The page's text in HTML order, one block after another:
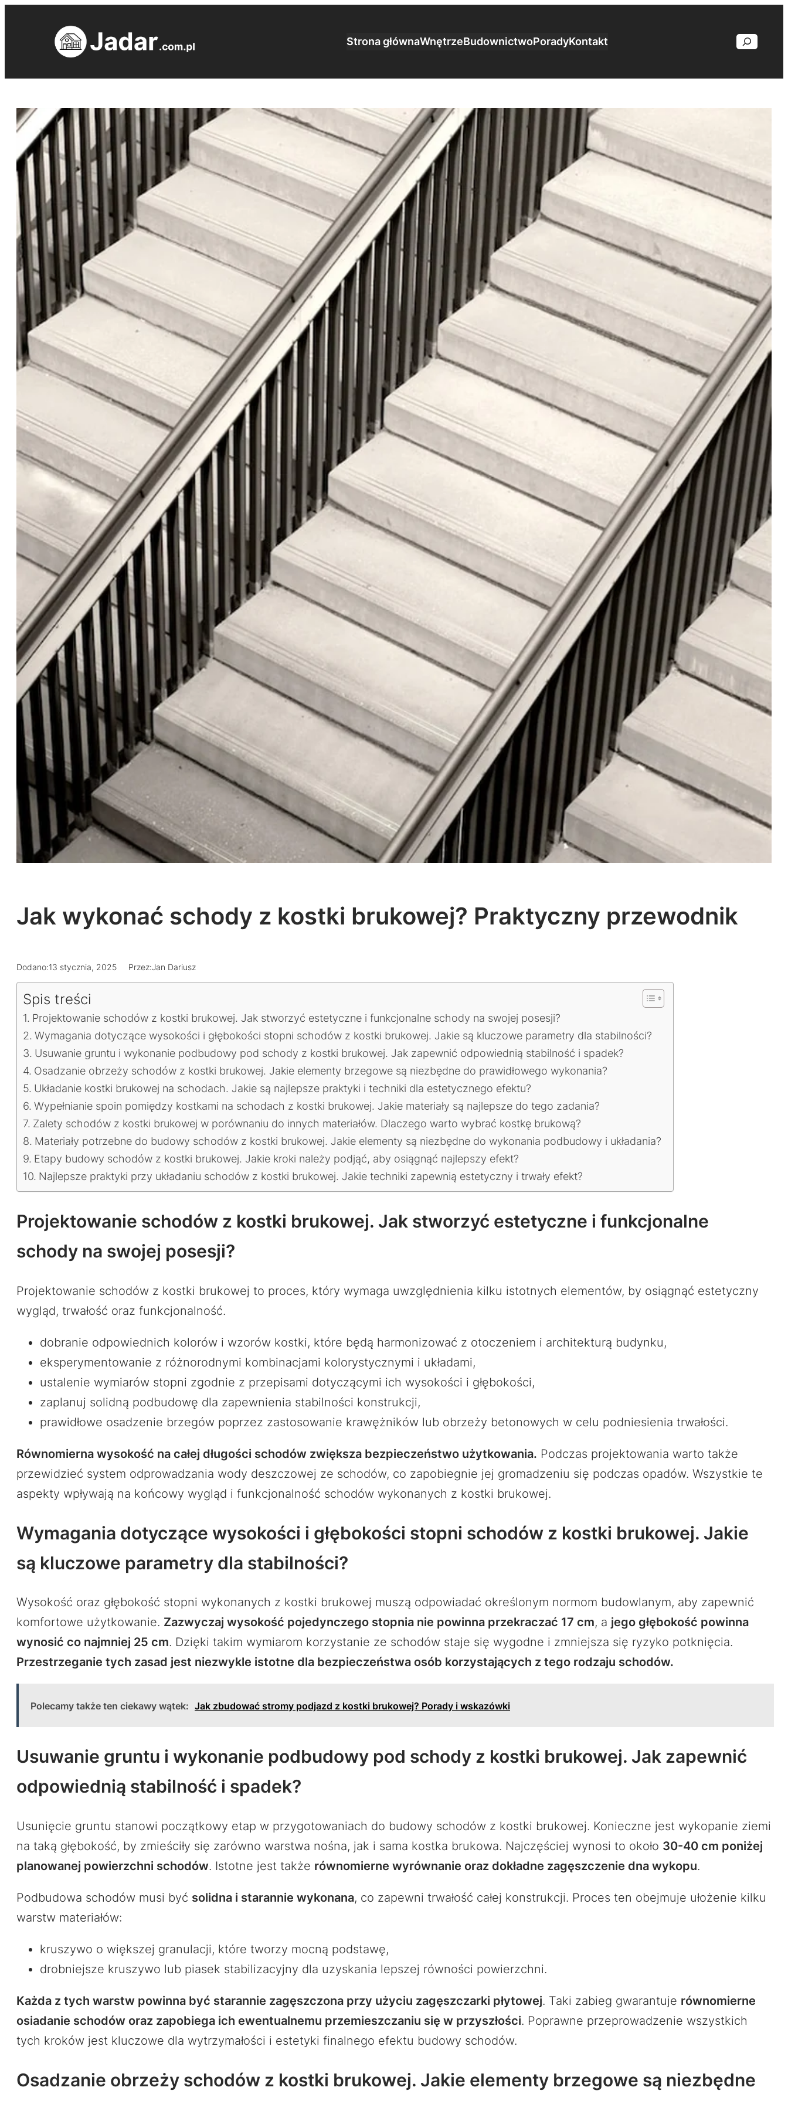
Strona głównaWnętrzeBudownictwoPoradyKontakt Search
Jak wykonać schody z kostki brukowej? Praktyczny przewodnik
Dodano:13 stycznia, 2025 Przez:Jan Dariusz
Spis treści
Projektowanie schodów z kostki brukowej. Jak stworzyć estetyczne i funkcjonalne schody na swojej posesji?
Wymagania dotyczące wysokości i głębokości stopni schodów z kostki brukowej. Jakie są kluczowe parametry dla stabilności?
Usuwanie gruntu i wykonanie podbudowy pod schody z kostki brukowej. Jak zapewnić odpowiednią stabilność i spadek?
Osadzanie obrzeży schodów z kostki brukowej. Jakie elementy brzegowe są niezbędne do prawidłowego wykonania?
Układanie kostki brukowej na schodach. Jakie są najlepsze praktyki i techniki dla estetycznego efektu?
Wypełnianie spoin pomiędzy kostkami na schodach z kostki brukowej. Jakie materiały są najlepsze do tego zadania?
Zalety schodów z kostki brukowej w porównaniu do innych materiałów. Dlaczego warto wybrać kostkę brukową?
Materiały potrzebne do budowy schodów z kostki brukowej. Jakie elementy są niezbędne do wykonania podbudowy i układania?
Etapy budowy schodów z kostki brukowej. Jakie kroki należy podjąć, aby osiągnąć najlepszy efekt?
Najlepsze praktyki przy układaniu schodów z kostki brukowej. Jakie techniki zapewnią estetyczny i trwały efekt?
Projektowanie schodów z kostki brukowej. Jak stworzyć estetyczne i funkcjonalne
schody na swojej posesji?
Projektowanie schodów z kostki brukowej to proces, który wymaga uwzględnienia kilku istotnych elementów, by osiągnąć estetyczny
wygląd, trwałość oraz funkcjonalność.
dobranie odpowiednich kolorów i wzorów kostki, które będą harmonizować z otoczeniem i architekturą budynku,
eksperymentowanie z różnorodnymi kombinacjami kolorystycznymi i układami,
ustalenie wymiarów stopni zgodnie z przepisami dotyczącymi ich wysokości i głębokości,
zaplanuj solidną podbudowę dla zapewnienia stabilności konstrukcji,
prawidłowe osadzenie brzegów poprzez zastosowanie krawężników lub obrzeży betonowych w celu podniesienia trwałości.
Równomierna wysokość na całej długości schodów zwiększa bezpieczeństwo użytkowania. Podczas projektowania warto także
przewidzieć system odprowadzania wody deszczowej ze schodów, co zapobiegnie jej gromadzeniu się podczas opadów. Wszystkie te
aspekty wpływają na końcowy wygląd i funkcjonalność schodów wykonanych z kostki brukowej.
Wymagania dotyczące wysokości i głębokości stopni schodów z kostki brukowej. Jakie
są kluczowe parametry dla stabilności?
Wysokość oraz głębokość stopni wykonanych z kostki brukowej muszą odpowiadać określonym normom budowlanym, aby zapewnić
komfortowe użytkowanie. Zazwyczaj wysokość pojedynczego stopnia nie powinna przekraczać 17 cm, a jego głębokość powinna
wynosić co najmniej 25 cm. Dzięki takim wymiarom korzystanie ze schodów staje się wygodne i zmniejsza się ryzyko potknięcia.
Przestrzeganie tych zasad jest niezwykle istotne dla bezpieczeństwa osób korzystających z tego rodzaju schodów.
Polecamy także ten ciekawy wątek: Jak zbudować stromy podjazd z kostki brukowej? Porady i wskazówki
Usuwanie gruntu i wykonanie podbudowy pod schody z kostki brukowej. Jak zapewnić
odpowiednią stabilność i spadek?
Usunięcie gruntu stanowi początkowy etap w przygotowaniach do budowy schodów z kostki brukowej. Konieczne jest wykopanie ziemi
na taką głębokość, by zmieściły się zarówno warstwa nośna, jak i sama kostka brukowa. Najczęściej wynosi to około 30-40 cm poniżej
planowanej powierzchni schodów. Istotne jest także równomierne wyrównanie oraz dokładne zagęszczenie dna wykopu.
Podbudowa schodów musi być solidna i starannie wykonana, co zapewni trwałość całej konstrukcji. Proces ten obejmuje ułożenie kilku
warstw materiałów:
kruszywo o większej granulacji, które tworzy mocną podstawę,
drobniejsze kruszywo lub piasek stabilizacyjny dla uzyskania lepszej równości powierzchni.
Każda z tych warstw powinna być starannie zagęszczona przy użyciu zagęszczarki płytowej. Taki zabieg gwarantuje równomierne
osiadanie schodów oraz zapobiega ich ewentualnemu przemieszczaniu się w przyszłości. Poprawne przeprowadzenie wszystkich
tych kroków jest kluczowe dla wytrzymałości i estetyki finalnego efektu budowy schodów.
Osadzanie obrzeży schodów z kostki brukowej. Jakie elementy brzegowe są niezbędne